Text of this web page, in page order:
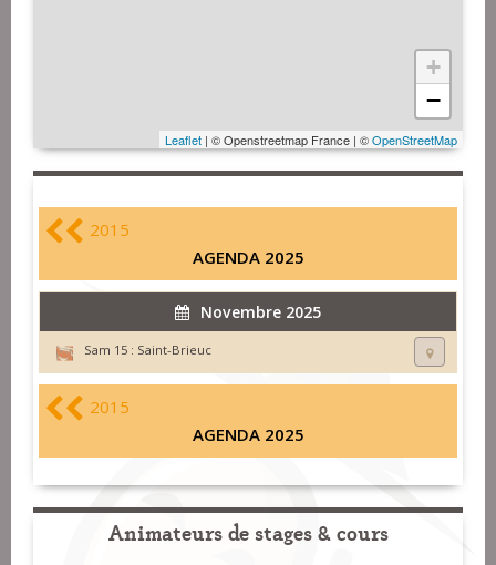
+
−
Leaflet | © Openstreetmap France | ©OpenStreetMap
2015
AGENDA 2025
Novembre 2025
Sam 15 : Saint-Brieuc
2015
AGENDA 2025
Animateurs de stages & cours